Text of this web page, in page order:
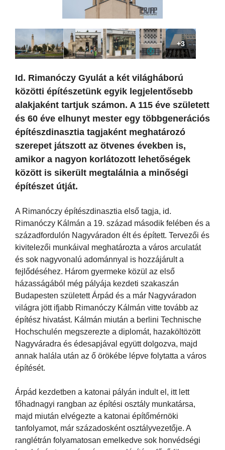
+3
Id. Rimanóczy Gyulát a két világháború
közötti építészetünk egyik legjelentősebb
alakjaként tartjuk számon. A 115 éve született
és 60 éve elhunyt mester egy többgenerációs
építészdinasztia tagjaként meghatározó
szerepet játszott az ötvenes években is,
amikor a nagyon korlátozott lehetőségek
között is sikerült megtalálnia a minőségi
építészet útját.
A Rimanóczy építészdinasztia első tagja, id.
Rimanóczy Kálmán a 19. század második felében és a
századfordulón Nagyváradon élt és épített. Tervezői és
kivitelezői munkáival meghatározta a város arculatát
és sok nagyvonalú adománnyal is hozzájárult a
fejlődéséhez. Három gyermeke közül az első
házasságából még pályája kezdeti szakaszán
Budapesten született Árpád és a már Nagyváradon
világra jött ifjabb Rimanóczy Kálmán vitte tovább az
építész hivatást. Kálmán miután a berlini Technische
Hochschulén megszerezte a diplomát, hazaköltözött
Nagyváradra és édesapjával együtt dolgozva, majd
annak halála után az ő örökébe lépve folytatta a város
építését.
Árpád kezdetben a katonai pályán indult el, itt lett
főhadnagyi rangban az építési osztály munkatársa,
majd miután elvégezte a katonai építőmérnöki
tanfolyamot, már századosként osztályvezetője. A
ranglétrán folyamatosan emelkedve sok honvédségi